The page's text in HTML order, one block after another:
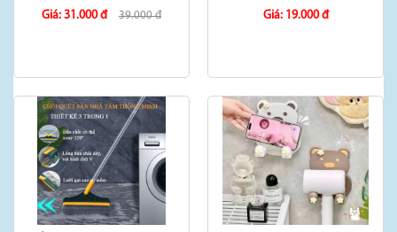
Giá: 31.000 đ
39.000 đ
Giá: 19.000 đ